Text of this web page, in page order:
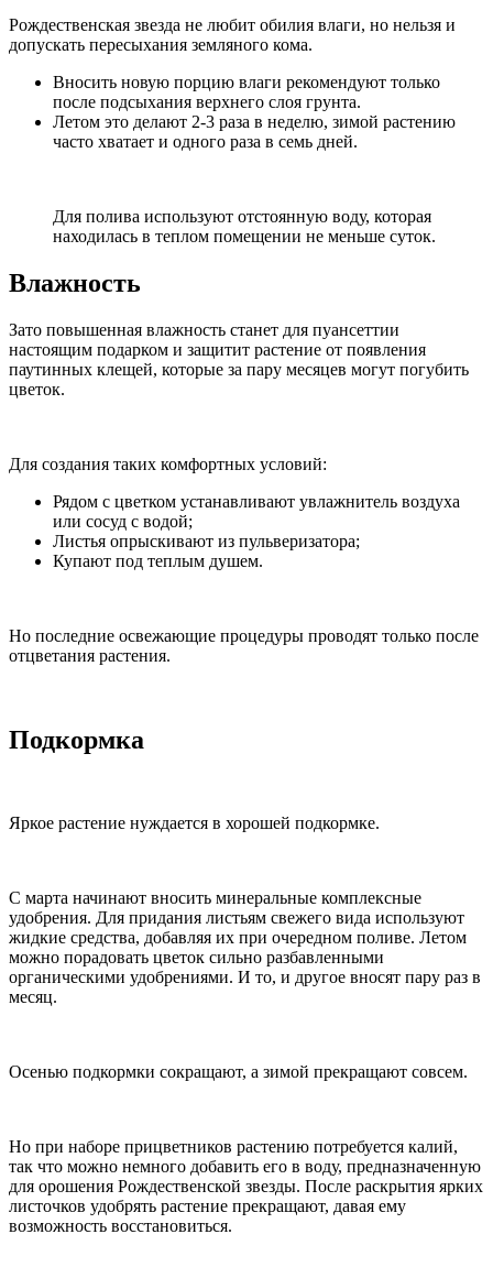
Рождественская звезда не любит обилия влаги, но нельзя и
допускать пересыхания земляного кома.
Вносить новую порцию влаги рекомендуют только
после подсыхания верхнего слоя грунта.
Летом это делают 2-3 раза в неделю, зимой растению
часто хватает и одного раза в семь дней.
Для полива используют отстоянную воду, которая
находилась в теплом помещении не меньше суток.
Влажность
Зато повышенная влажность станет для пуансеттии
настоящим подарком и защитит растение от появления
паутинных клещей, которые за пару месяцев могут погубить
цветок.
Для создания таких комфортных условий:
Рядом с цветком устанавливают увлажнитель воздуха
или сосуд с водой;
Листья опрыскивают из пульверизатора;
Купают под теплым душем.
Но последние освежающие процедуры проводят только после
отцветания растения.
Подкормка
Яркое растение нуждается в хорошей подкормке.
С марта начинают вносить минеральные комплексные
удобрения. Для придания листьям свежего вида используют
жидкие средства, добавляя их при очередном поливе. Летом
можно порадовать цветок сильно разбавленными
органическими удобрениями. И то, и другое вносят пару раз в
месяц.
Осенью подкормки сокращают, а зимой прекращают совсем.
Но при наборе прицветников растению потребуется калий,
так что можно немного добавить его в воду, предназначенную
для орошения Рождественской звезды. После раскрытия ярких
листочков удобрять растение прекращают, давая ему
возможность восстановиться.